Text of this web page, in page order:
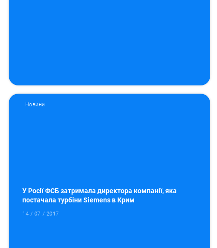
Новини
У Росії ФСБ затримала директора компанії, яка
постачала турбіни Siemens в Крим
14 / 07 / 2017